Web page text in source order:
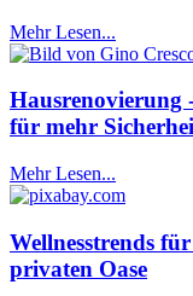
Mehr Lesen...
Hausrenovierung
für mehr
Mehr Lesen...
Wellnesstrends
privaten Oase